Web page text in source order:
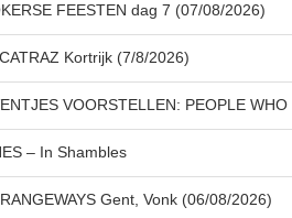
FEESTEN dag 7 (07/08/2026)
Kortrijk (7/8/2026)
VOORSTELLEN: PEOPLE WHO
– In Shambles
Gent, Vonk (06/08/2026)